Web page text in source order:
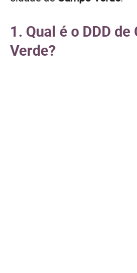
1. Qual é o DDD de
Verde?